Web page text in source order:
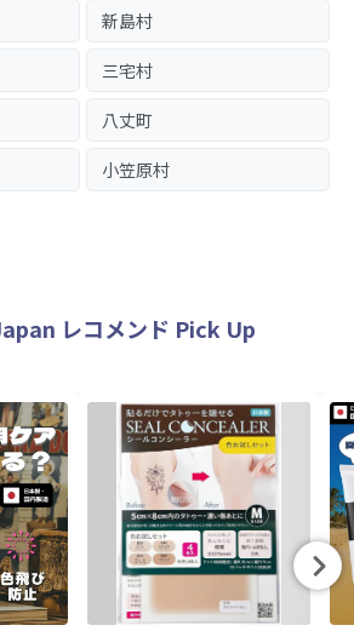
新島村
三宅村
八丈町
小笠原村
レコメンド Pick Up